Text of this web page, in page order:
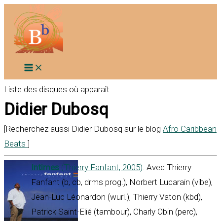
contenu
Liste des disques où apparaît
Didier Dubosq
[Recherchez aussi Didier Dubosq sur le blog Afro Caribbean
Beats ]
Intimes (Thierry Fanfant, 2005). Avec Thierry
Fanfant (b, cb, drms prog.), Norbert Lucarain (vibe),
Jean-Luc Léonardon (wurl.), Thierry Vaton (kbd),
Patrick Saint-Elié (tambour), Charly Obin (perc),